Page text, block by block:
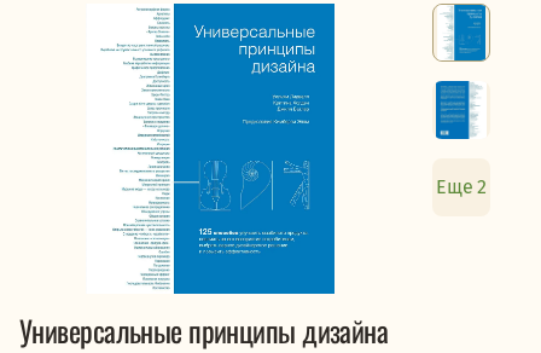
Еще 2
Универсальные принципы дизайна